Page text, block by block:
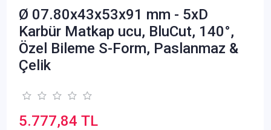
Ø 07.80x43x53x91 mm - 5xD
Karbür Matkap ucu, BluCut, 140°,
Özel Bileme S-Form, Paslanmaz &
Çelik
5.777,84 TL